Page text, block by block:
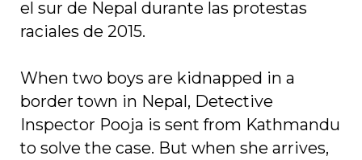
el sur de Nepal durante las protestas
raciales de 2015.
When two boys are kidnapped in a
border town in Nepal, Detective
Inspector Pooja is sent from Kathmandu
to solve the case. But when she arrives,